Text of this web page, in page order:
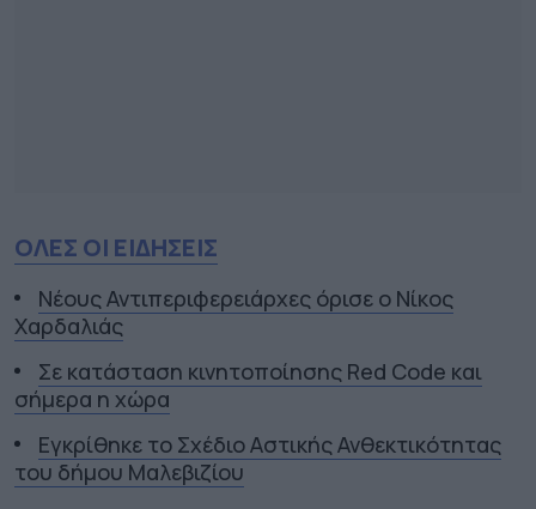
ΟΛΕΣ ΟΙ ΕΙΔΗΣΕΙΣ
Νέους Αντιπεριφερειάρχες όρισε ο Νίκος
Χαρδαλιάς
Σε κατάσταση κινητοποίησης Red Code και
σήμερα η χώρα
Εγκρίθηκε το Σχέδιο Αστικής Ανθεκτικότητας
του δήμου Μαλεβιζίου